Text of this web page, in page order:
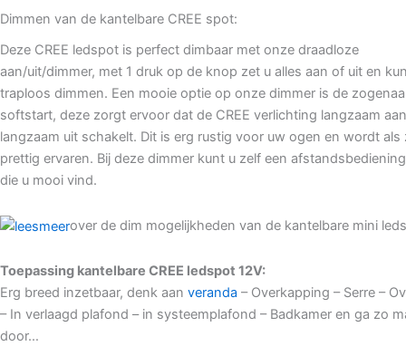
Dimmen van de kantelbare CREE spot:
Deze CREE ledspot is perfect dimbaar met onze draadloze
aan/uit/dimmer, met 1 druk op de knop zet u alles aan of uit en
traploos dimmen. Een mooie optie op onze dimmer is de
softstart, deze zorgt ervoor dat de CREE verlichting langzaam
langzaam uit schakelt. Dit is erg rustig voor uw ogen en wordt als
prettig ervaren. Bij deze dimmer kunt u zelf een
die u mooi vind.
over de dim mogelijkheden van de kantelbare mini
Toepassing kantelbare CREE ledspot 12V:
Erg breed inzetbaar, denk aan veranda – Overkapping – Serre –
– In verlaagd plafond – in systeemplafond – Badkamer en ga zo
door…